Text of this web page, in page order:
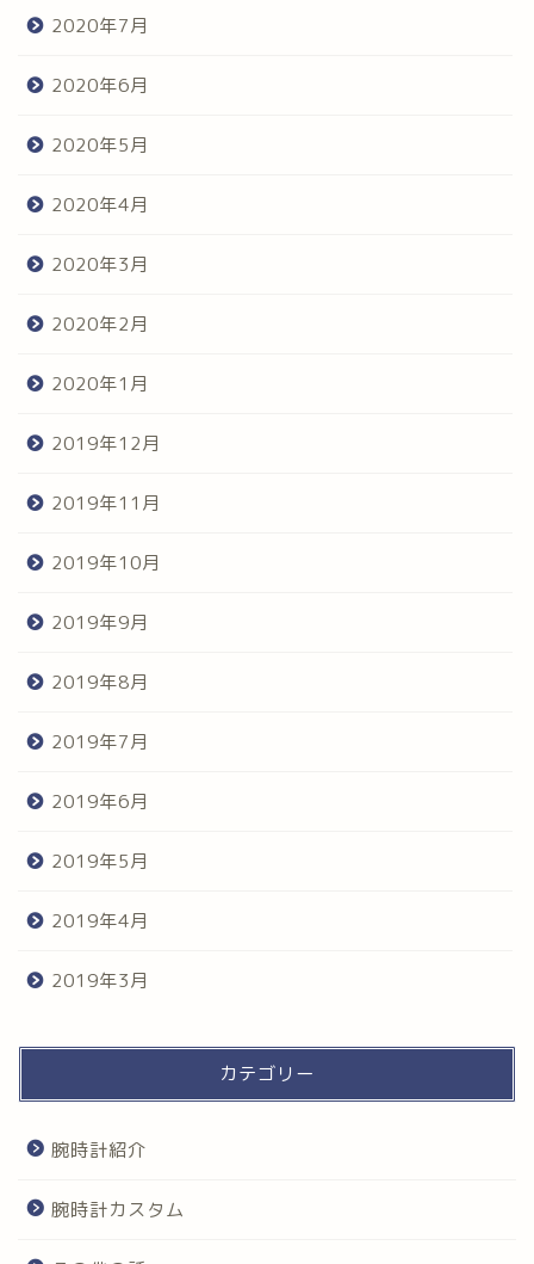
2020年7月
2020年6月
2020年5月
2020年4月
2020年3月
2020年2月
2020年1月
2019年12月
2019年11月
2019年10月
2019年9月
2019年8月
2019年7月
2019年6月
2019年5月
2019年4月
2019年3月
カテゴリー
腕時計紹介
腕時計カスタム